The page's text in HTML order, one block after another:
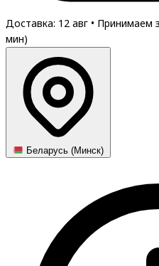
Доставка: 12 авг • Принимаем
мин)
Беларусь (Минск)